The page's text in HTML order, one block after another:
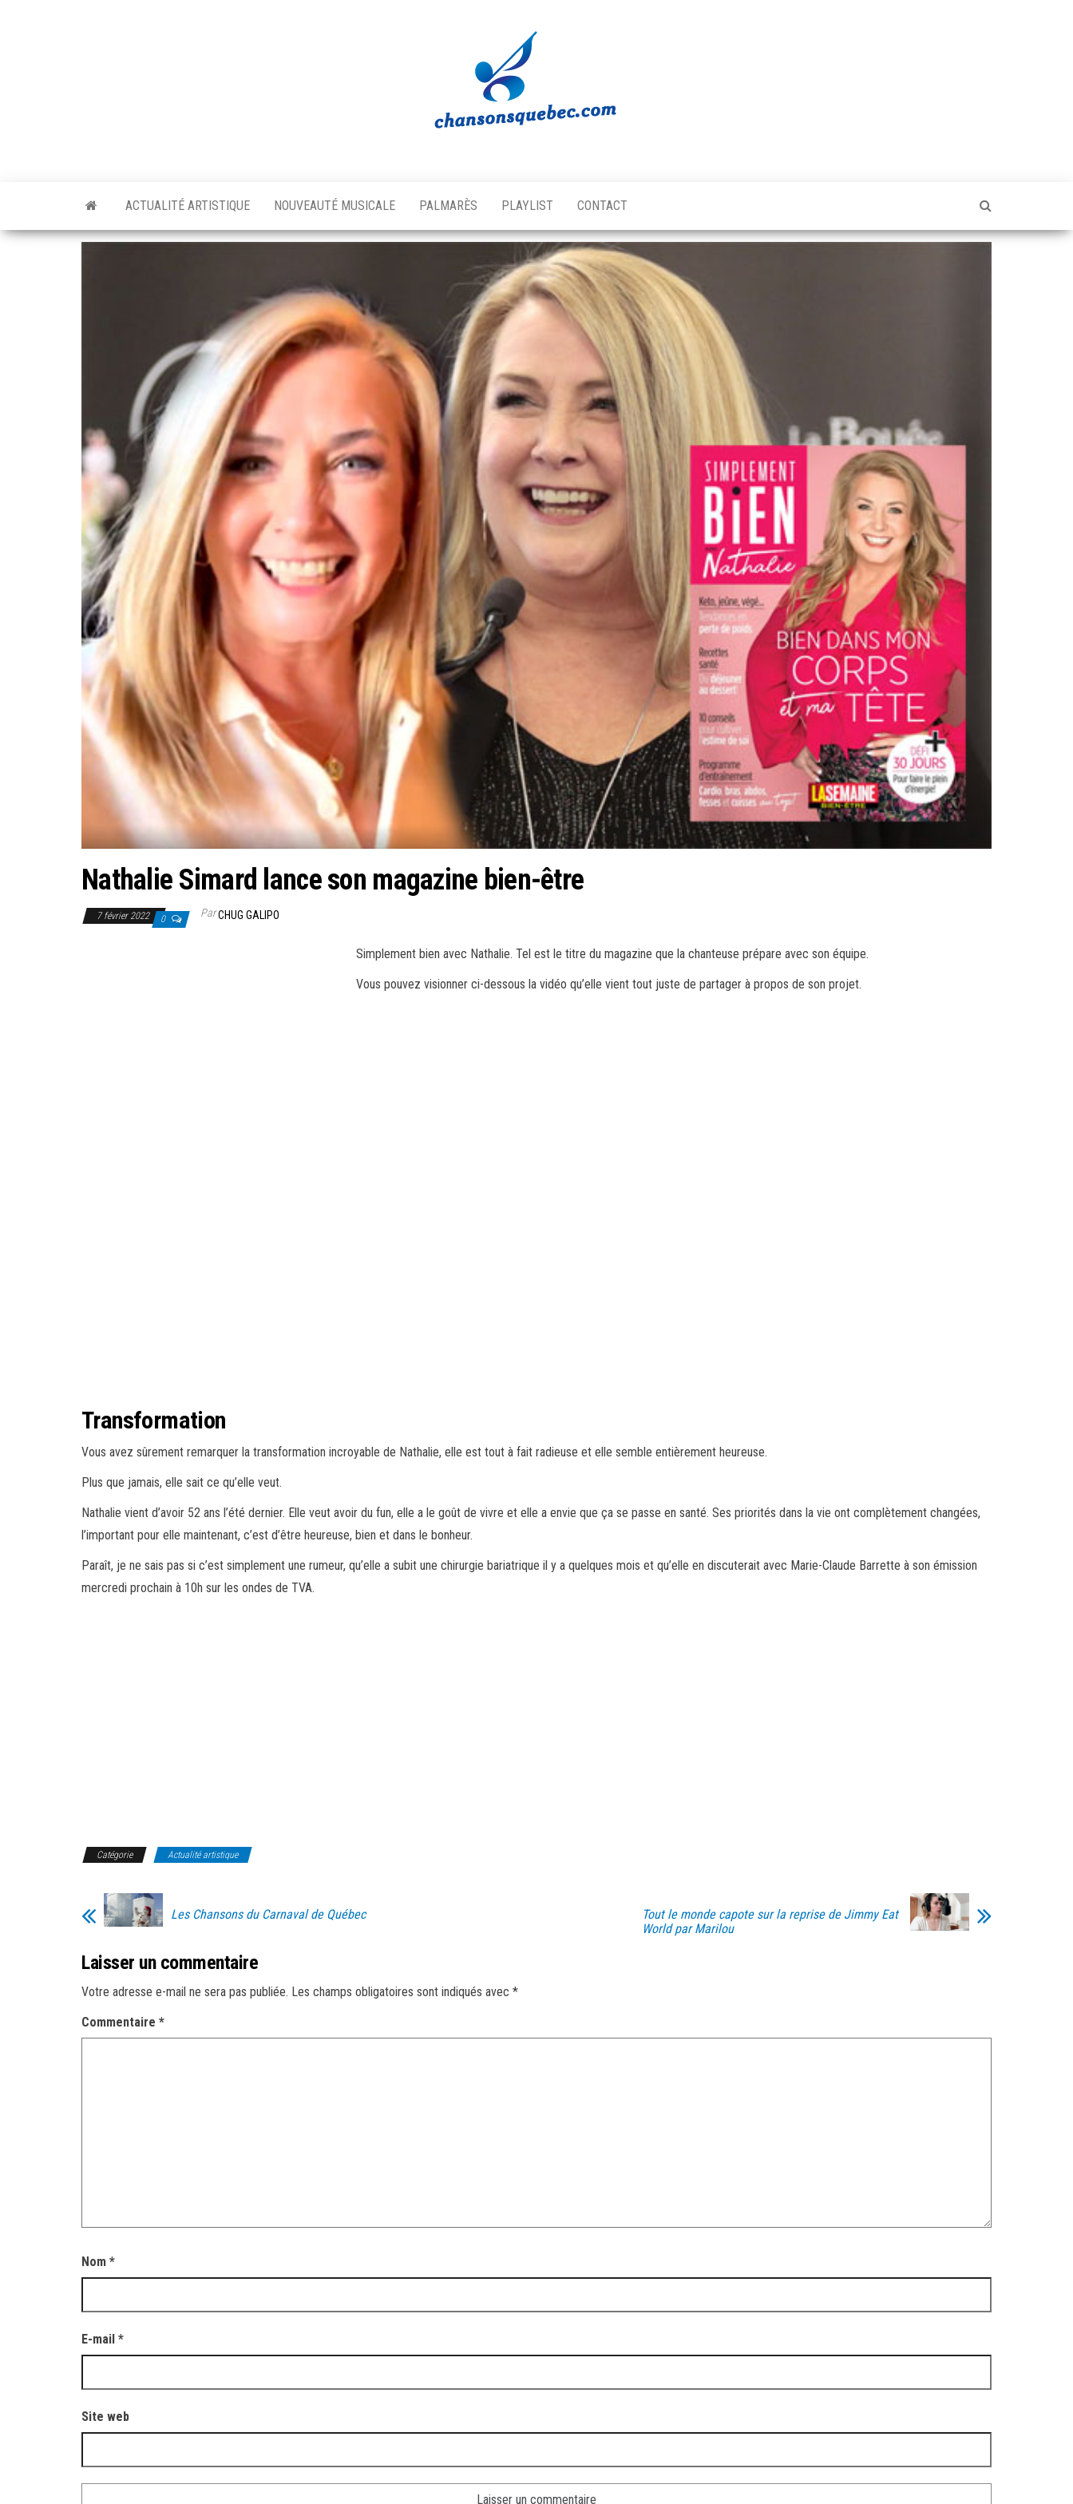
Québec
musicale
québécoise!
ACTUALITÉ ARTISTIQUE NOUVEAUTÉ MUSICALE PALMARÈS PLAYLIST CONTACT
Nathalie Simard lance son magazine bien-être
7 février 2022 0 ParCHUG GALIPO
Simplement bien avec Nathalie. Tel est le titre du magazine que la chanteuse prépare avec son équipe.
Vous pouvez visionner ci-dessous la vidéo qu’elle vient tout juste de partager à propos de son projet.
Transformation
Vous avez sûrement remarquer la transformation incroyable de Nathalie, elle est tout à fait radieuse et elle semble entièrement heureuse.
Plus que jamais, elle sait ce qu’elle veut.
Nathalie vient d’avoir 52 ans l’été dernier. Elle veut avoir du fun, elle a le goût de vivre et elle a envie que ça se passe en santé. Ses priorités dans la vie ont complètement changées,
l’important pour elle maintenant, c’est d’être heureuse, bien et dans le bonheur.
Paraît, je ne sais pas si c’est simplement une rumeur, qu’elle a subit une chirurgie bariatrique il y a quelques mois et qu’elle en discuterait avec Marie-Claude Barrette à son émission
mercredi prochain à 10h sur les ondes de TVA.
Catégorie Actualité artistique
Les Chansons du Carnaval de Québec
Tout le monde capote sur la reprise de Jimmy Eat
World par Marilou
Laisser un commentaire
Votre adresse e-mail ne sera pas publiée. Les champs obligatoires sont indiqués avec *
Commentaire *
Nom *
E-mail *
Site web